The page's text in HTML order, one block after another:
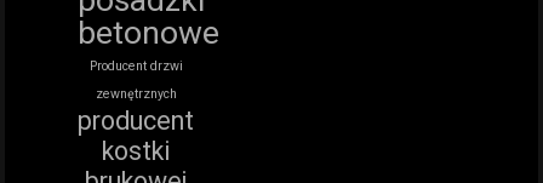
betonowe
Producent drzwi
zewnętrznych
producent
kostki